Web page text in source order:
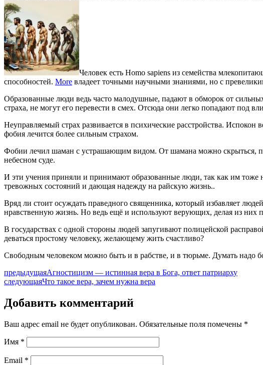
Человек есть Homo sapiens из семейства
способностей. More владеет точными научными знаниями, но с
Образованные люди ведь часто малодушные, падают в обморок от
страха, не могут его перевести в смех. Отсюда они легко попадают под
Неуправляемый страх развивается в психические расстройства.
фобия лечится более сильным страхом.
Фобии лечил шаман с устрашающим видом. От шамана можно скрыться,
небесном суде.
И эти учения приняли и принимают образованные люди, так как им тоже
тревожных состояний и дающая надежду на райскую жизнь..
Вряд ли стоит осуждать праведного священника, который избавляет
нравственную жизнь. Но ведь ещё и используют верующих, делая из них
В государствах с одной стороны людей запугивают полицейской
деваться простому человеку, желающему жить счастливо?
Свободным человеком можно быть и в рабстве, и в тюрьме. Думать надо
предыдущаяАгностицизм — истинная вера в Бога, ответ патриарху
следующаяЧто такое вера, зачем нужна вера
Добавить комментарий
Ваш адрес email не будет опубликован. Обязательные поля помечены *
Имя *
Email *